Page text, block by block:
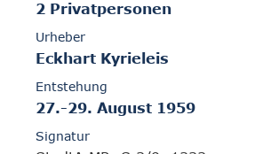
2 Privatpersonen
Urheber
Eckhart Kyrieleis
Entstehung
27.-29. August 1959
Signatur